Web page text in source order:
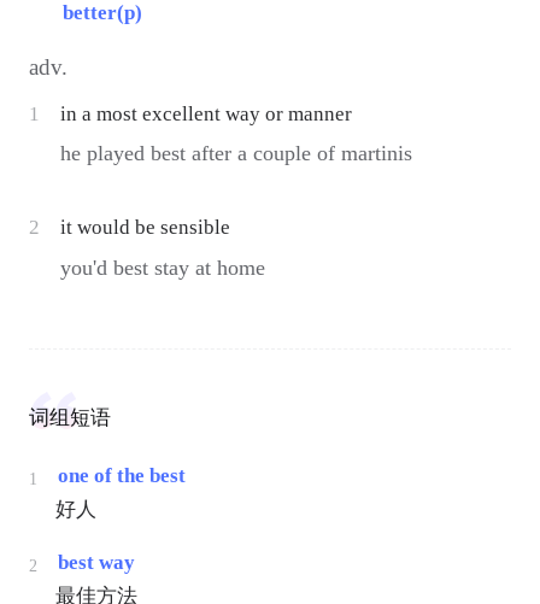
better(p)
adv.
1 in a most excellent way or manner
he played best after a couple of martinis
2 it would be sensible
you'd best stay at home
词组短语
1
one of the best
好人
2
best way
最佳方法